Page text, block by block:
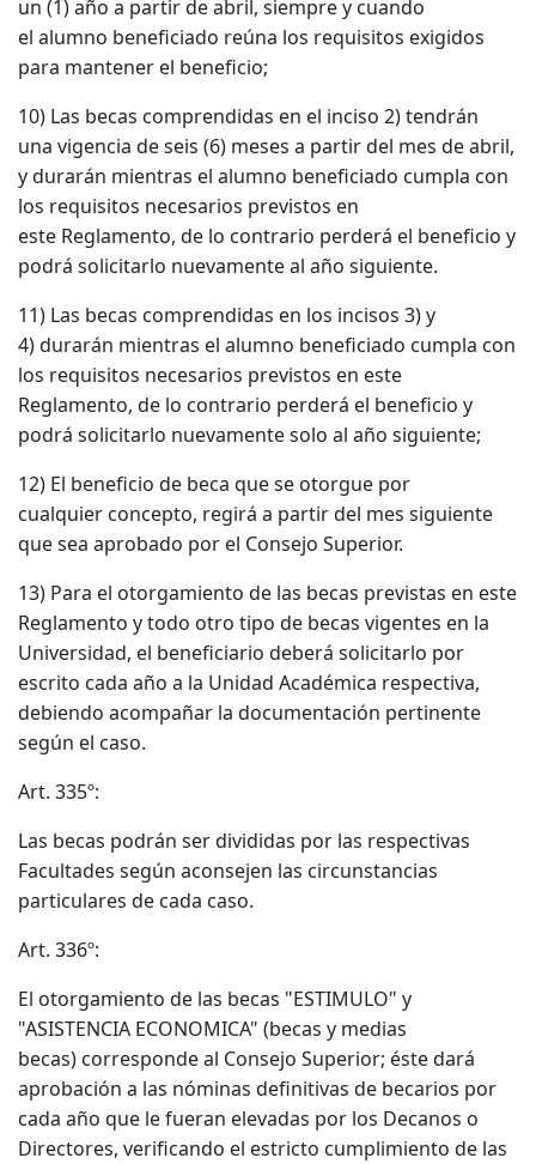
un (1) año a partir de abril, siempre y cuando
el alumno beneficiado reúna los requisitos exigidos
para mantener el beneficio;
10) Las becas comprendidas en el inciso 2) tendrán
una vigencia de seis (6) meses a partir del mes de abril,
y durarán mientras el alumno beneficiado cumpla con
los requisitos necesarios previstos en
este Reglamento, de lo contrario perderá el beneficio y
podrá solicitarlo nuevamente al año siguiente.
11) Las becas comprendidas en los incisos 3) y
4) durarán mientras el alumno beneficiado cumpla con
los requisitos necesarios previstos en este
Reglamento, de lo contrario perderá el beneficio y
podrá solicitarlo nuevamente solo al año siguiente;
12) El beneficio de beca que se otorgue por
cualquier concepto, regirá a partir del mes siguiente
que sea aprobado por el Consejo Superior.
13) Para el otorgamiento de las becas previstas en este
Reglamento y todo otro tipo de becas vigentes en la
Universidad, el beneficiario deberá solicitarlo por
escrito cada año a la Unidad Académica respectiva,
debiendo acompañar la documentación pertinente
según el caso.
Art. 335º:
Las becas podrán ser divididas por las respectivas
Facultades según aconsejen las circunstancias
particulares de cada caso.
Art. 336º:
El otorgamiento de las becas "ESTIMULO" y
"ASISTENCIA ECONOMICA" (becas y medias
becas) corresponde al Consejo Superior; éste dará
aprobación a las nóminas definitivas de becarios por
cada año que le fueran elevadas por los Decanos o
Directores, verificando el estricto cumplimiento de las